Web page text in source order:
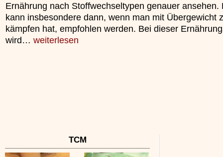
Ernährung nach Stoffwechseltypen genauer ansehen.
kann insbesondere dann, wenn man mit Übergewicht
kämpfen hat, empfohlen werden. Bei dieser
wird… weiterlesen
TCM